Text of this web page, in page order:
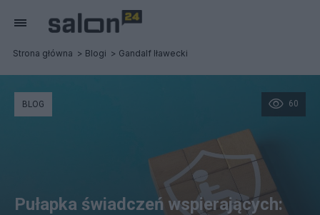
Strona główna Blogi Gandalf Iławecki
60
BLOG
Pułapka świadczeń wspierających: